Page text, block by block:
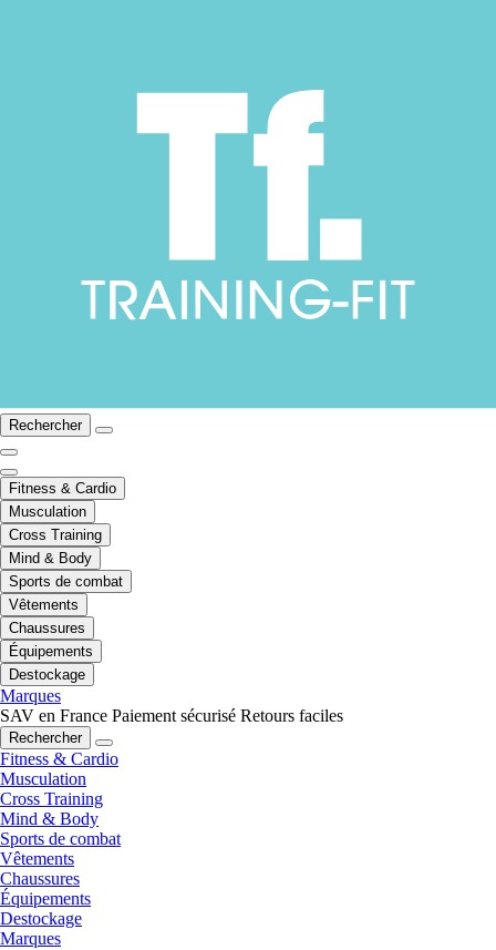
Rechercher
Fitness & Cardio
Musculation
Cross Training
Mind & Body
Sports de combat
Vêtements
Chaussures
Équipements
Destockage
Marques
SAV en France Paiement sécurisé Retours faciles
Rechercher
Fitness & Cardio
Musculation
Cross Training
Mind & Body
Sports de combat
Vêtements
Chaussures
Équipements
Destockage
Marques